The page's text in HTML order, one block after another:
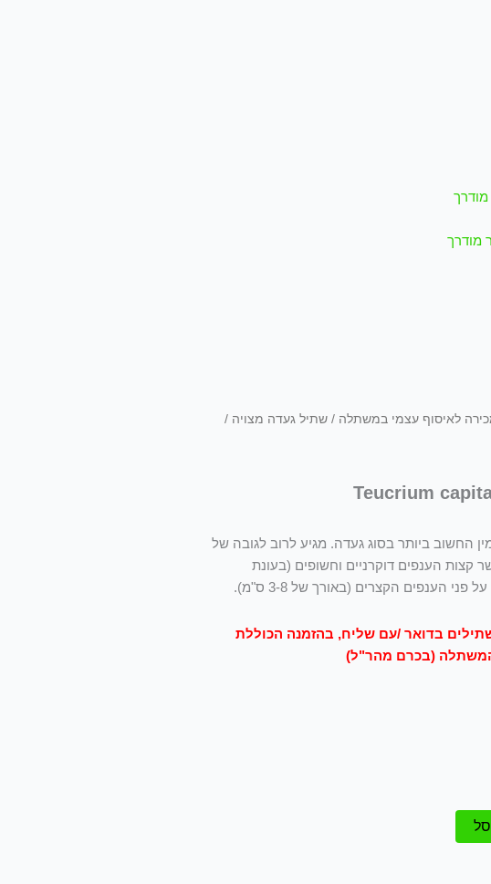
מודרך
לאיסוף עצמי במשתלה / שתיל געדה מצויה /
החשוב ביותר בסוג געדה. מגיע לרוב לגובה של
קצות הענפים דוקרניים וחשופים (בעונת
הענפים הקצרים (באורך של 3-8 ס"מ).
בדואר /עם שליח, בהזמנה הכוללת
(בכרם מהר"ל)